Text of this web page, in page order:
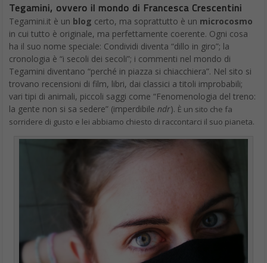
Tegamini, ovvero il mondo di Francesca Crescentini
Tegamini.it è un blog certo, ma soprattutto è un microcosmo
in cui tutto è originale, ma perfettamente coerente. Ogni cosa
ha il suo nome speciale: Condividi diventa “dillo in giro”; la
cronologia è “i secoli dei secoli”; i commenti nel mondo di
Tegamini diventano “perché in piazza si chiacchiera”. Nel sito si
trovano recensioni di film, libri, dai classici a titoli improbabili;
vari tipi di animali, piccoli saggi come “Fenomenologia del treno:
la gente non si sa sedere” (imperdibile ndr). È un sito che fa
sorridere di gusto e lei abbiamo chiesto di raccontarci il suo pianeta.